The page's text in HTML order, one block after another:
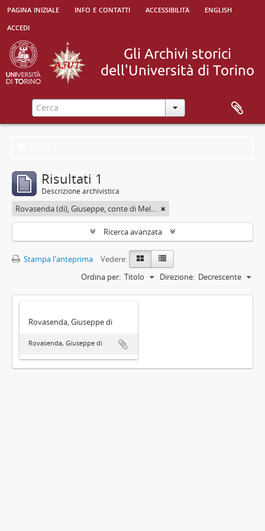
pagina iniziale info e contatti accessibilità
english
accedi
Risultati 1
Descrizione archivistica
Rovasenda (di), Giuseppe, conte di Melle <1824-1913>
Ricerca avanzata
Stampa l'anteprima
Vedere:
Ordina per: Titolo Direzione: Decrescente
Rovasenda, Giuseppe di
Rovasenda, Giuseppe di